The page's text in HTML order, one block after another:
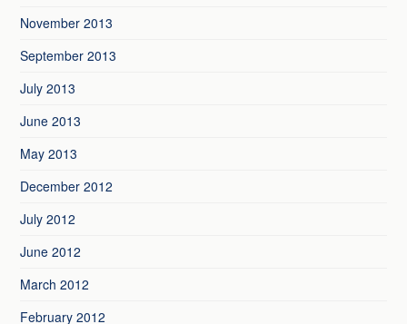
November 2013
September 2013
July 2013
June 2013
May 2013
December 2012
July 2012
June 2012
March 2012
February 2012